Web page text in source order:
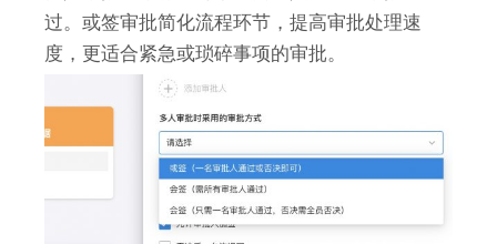
过。或签审批简化流程环节，提高审批处理速
度，更适合紧急或琐碎事项的审批。